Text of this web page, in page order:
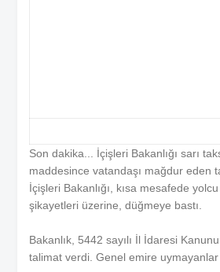
Son dakika... İçişleri Bakanlığı sarı
maddesince vatandaşı mağdur eden
İçişleri Bakanlığı, kısa mesafede
şikayetleri üzerine, düğmeye bastı.
Bakanlık, 5442 sayılı İl İdaresi
talimat verdi. Genel emire